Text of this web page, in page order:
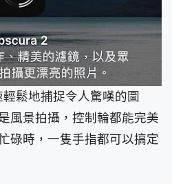
鬆地捕捉令人驚嘆的圖
風景拍攝，控制輪都能完美
碌時，一隻手指都可以搞定